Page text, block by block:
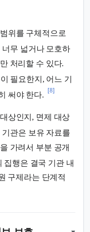
위를 구체적으로
너무 넓거나 모호하
처리할 수 있다.
필요한지, 어느 기
써야 한다.
[8]
상인지, 면제 대상
기관은 보유 자료를
가려서 부분 공개
집행은 결국 기관 내
구제라는 단계적